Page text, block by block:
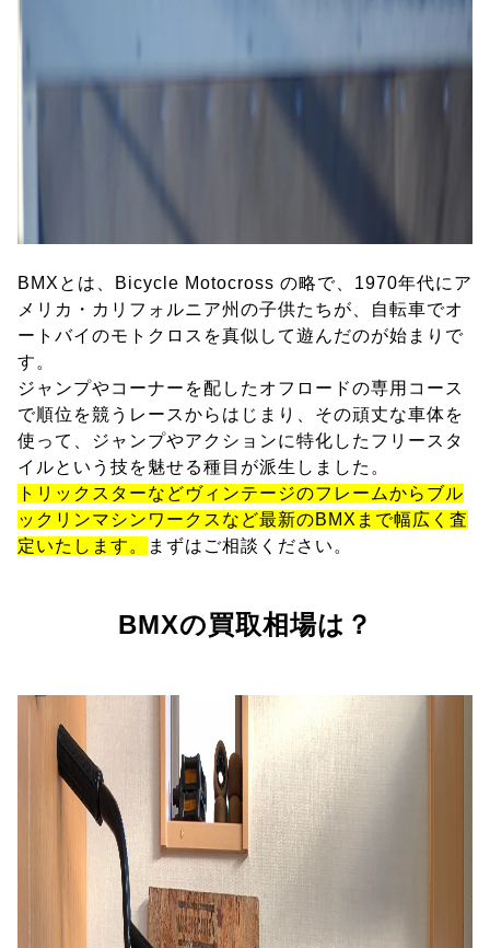
BMXとは、Bicycle Motocross の略で、1970年代にア
メリカ・カリフォルニア州の子供たちが、自転車でオ
ートバイのモトクロスを真似して遊んだのが始まりで
す。
ジャンプやコーナーを配したオフロードの専用コース
で順位を競うレースからはじまり、その頑丈な車体を
使って、ジャンプやアクションに特化したフリースタ
イルという技を魅せる種目が派生しました。
トリックスターなどヴィンテージのフレームからブル
ックリンマシンワークスなど最新のBMXまで幅広く査
定いたします。
まずはご相談ください。
BMXの買取相場は？